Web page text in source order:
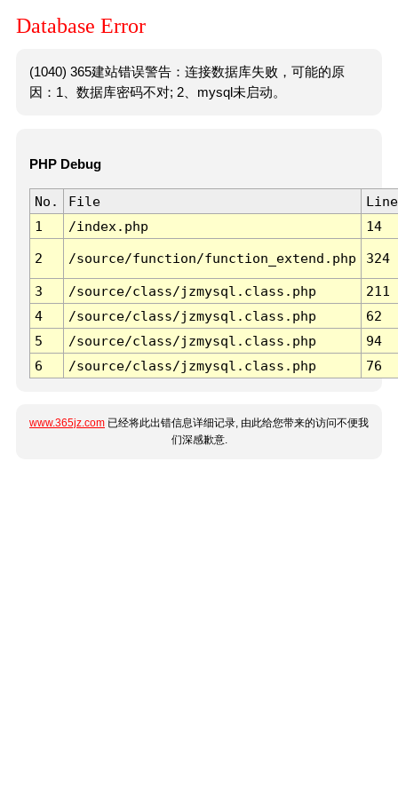
Database Error
(1040) 365建站错误警告：连接数据库失败，可能的原
因：1、数据库密码不对; 2、mysql未启动。
PHP Debug
No. File
Line
1
/index.php 14
2 /source/function/function_extend.php 324
3 /source/class/jzmysql.class.php
211
4
/source/class/jzmysql.class.php
62
5
/source/class/jzmysql.class.php
94
6
/source/class/jzmysql.class.php 76
www.365jz.com 已经将此出错信息详细记录, 由此给您带来的访问不便我
们深感歉意.